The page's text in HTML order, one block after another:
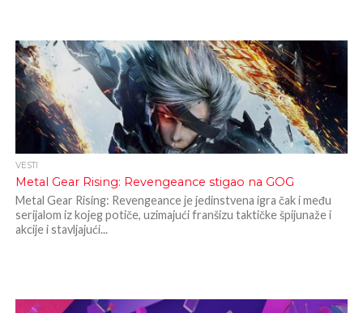
VESTI
Metal Gear Rising: Revengeance stigao na GOG
Metal Gear Rising: Revengeance je jedinstvena igra čak i među
serijalom iz kojeg potiče, uzimajući franšizu taktičke špijunaže i
akcije i stavljajući...